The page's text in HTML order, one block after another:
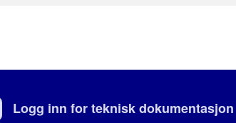
Logg inn for teknisk dokumentasjon